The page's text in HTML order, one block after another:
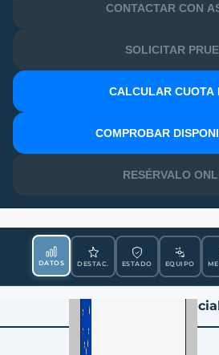
CONTACTAR CON
SOLICITAR
CALCULAR CUOTA
COMPROBAR
RESÉRVALO
DATOS DESTAC. ESTADO EQUIPO
Datos